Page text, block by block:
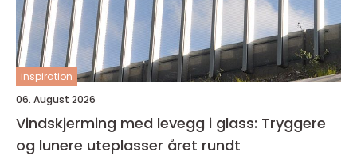
inspiration
06. August 2026
Vindskjerming med levegg i glass: Tryggere
og lunere uteplasser året rundt